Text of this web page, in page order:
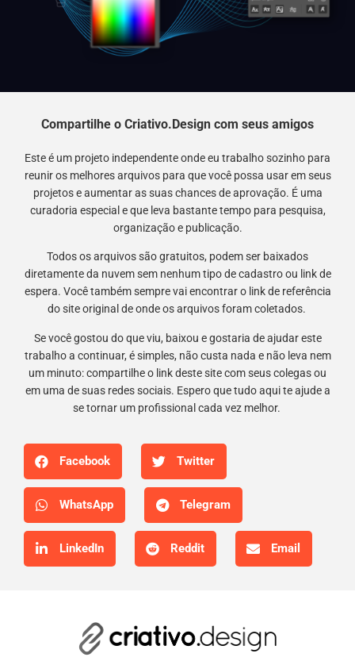
Compartilhe o Criativo.Design com seus amigos
Este é um projeto independente onde eu trabalho sozinho para
reunir os melhores arquivos para que você possa usar em seus
projetos e aumentar as suas chances de aprovação. É uma
curadoria especial e que leva bastante tempo para pesquisa,
organização e publicação.
Todos os arquivos são gratuitos, podem ser baixados
diretamente da nuvem sem nenhum tipo de cadastro ou link de
espera. Você também sempre vai encontrar o link de referência
do site original de onde os arquivos foram coletados.
Se você gostou do que viu, baixou e gostaria de ajudar este
trabalho a continuar, é simples, não custa nada e não leva nem
um minuto: compartilhe o link deste site com seus colegas ou
em uma de suas redes sociais. Espero que tudo aqui te ajude a
se tornar um profissional cada vez melhor.
Facebook Twitter
WhatsApp Telegram
LinkedIn Reddit Email